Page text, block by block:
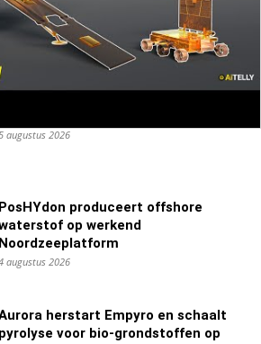
uit hetzelfde dak
6 augustus 2026
5 augustus 2026
PosHYdon produceert offshore
op werkend
Noordzeeplatform
augustus 2026
herstart Empyro en schaalt
pyrolyse voor bio-grondstoffen op